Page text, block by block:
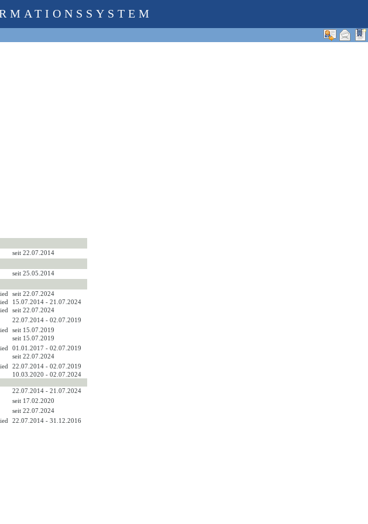
seit 22.07.2014
seit 25.05.2014
seit 22.07.2024
15.07.2014 - 21.07.2024
seit 22.07.2024
22.07.2014 - 02.07.2019
seit 15.07.2019
seit 15.07.2019
01.01.2017 - 02.07.2019
seit 22.07.2024
22.07.2014 - 02.07.2019
10.03.2020 - 02.07.2024
22.07.2014 - 21.07.2024
seit 17.02.2020
seit 22.07.2024
22.07.2014 - 31.12.2016